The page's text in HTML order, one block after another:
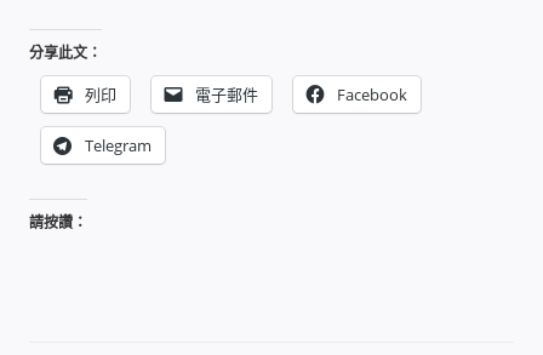
監視器異地備份備援
監控安防 工具 軟體 手冊
電話總機 對講機
迅時數位網路電話總機
分享此文：
列印 電子郵件 Facebook
Telegram
請按讚：